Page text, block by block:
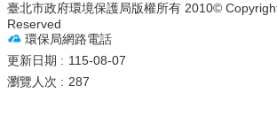
臺北市政府環境保護局版權所有 2010©
Reserved
環保局網路電話
更新日期
115-08-07
瀏覽人次
287